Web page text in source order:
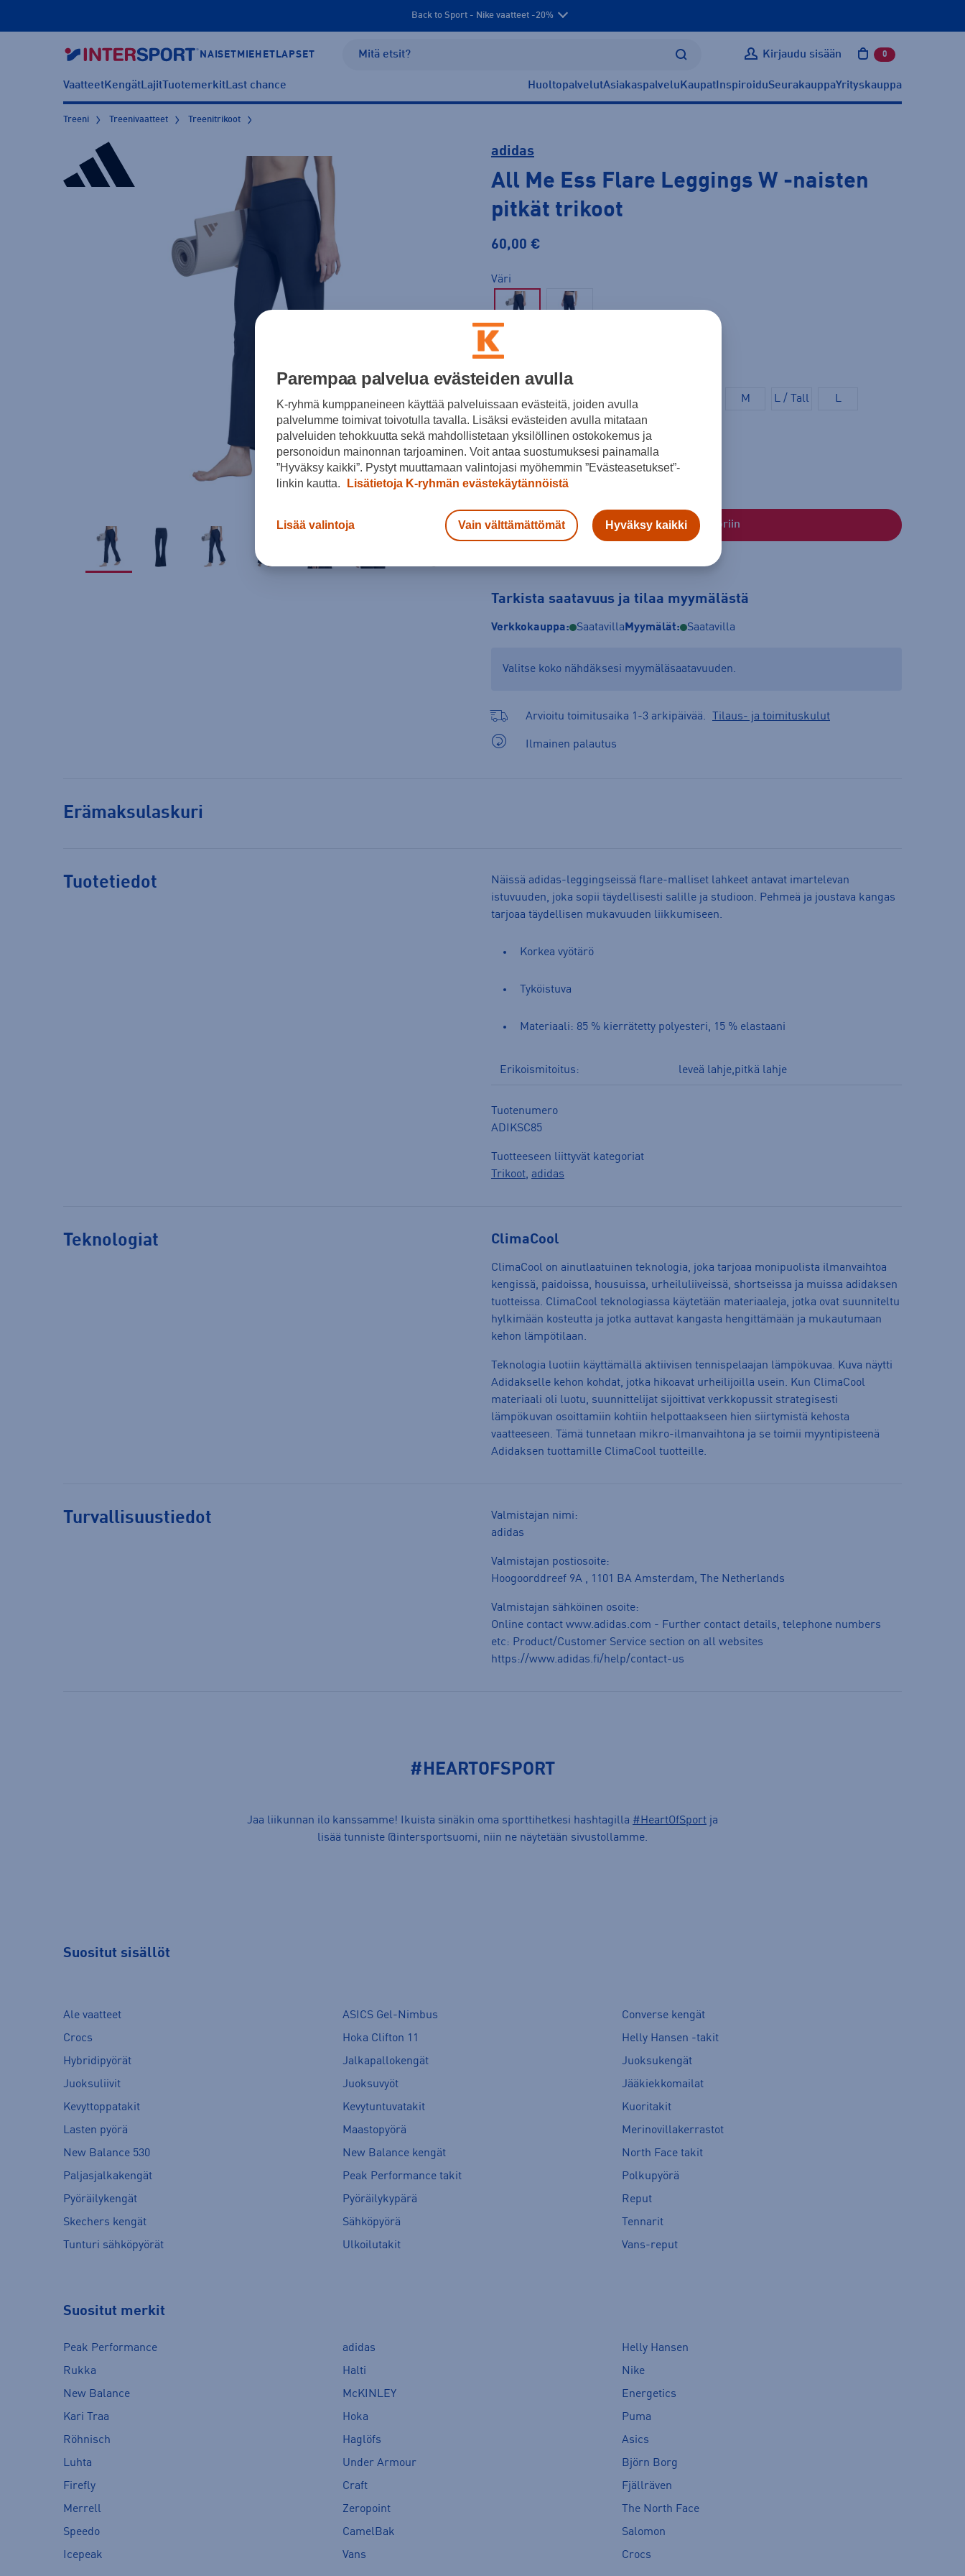
Back to Sport - Nike vaatteet -20%
NAISET MIEHET LAPSET Kirjaudu sisään 0 tuotetta
VaatteetKengätLajitTuotemerkitLast chance HuoltopalvelutAsiakaspalvelu Kaupat InspiroiduSeurakauppaYrityskauppa
Treeni Treenivaatteet Treenitrikoot
adidas
All Me Ess Flare Leggings W -naisten
pitkät trikoot
60,00 €
Väri
Koko
XXS XS S / Tall M L / Tall L
XL XL / Tall XXL / Tall
Kokotaulukko
Lisää ostoskoriin
Tarkista saatavuus ja tilaa myymälästä
Verkkokauppa: Saatavilla Myymälät: Saatavilla
Valitse koko nähdäksesi myymäläsaatavuuden.
Arvioitu toimitusaika 1-3 arkipäivää. Tilaus- ja toimituskulut
Ilmainen palautus
Erämaksulaskuri
Tuotetiedot
Näissä adidas-leggingseissä flare-malliset lahkeet antavat imartelevan
istuvuuden, joka sopii täydellisesti salille ja studioon. Pehmeä ja joustava kangas
tarjoaa täydellisen mukavuuden liikkumiseen.
Korkea vyötärö
Tyköistuva
Materiaali: 85 % kierrätetty polyesteri, 15 % elastaani
Erikoismitoitus: leveä lahje,pitkä lahje
Tuotenumero
ADIKSC85
Tuotteeseen liittyvät kategoriat
Trikoot, adidas
Teknologiat ClimaCool
ClimaCool on ainutlaatuinen teknologia, joka tarjoaa monipuolista ilmanvaihtoa
kengissä, paidoissa, housuissa, urheiluliiveissä, shortseissa ja muissa adidaksen
tuotteissa. ClimaCool teknologiassa käytetään materiaaleja, jotka ovat suunniteltu
hylkimään kosteutta ja jotka auttavat kangasta hengittämään ja mukautumaan
kehon lämpötilaan.
Teknologia luotiin käyttämällä aktiivisen tennispelaajan lämpökuvaa. Kuva näytti
Adidakselle kehon kohdat, jotka hikoavat urheilijoilla usein. Kun ClimaCool
materiaali oli luotu, suunnittelijat sijoittivat verkkopussit strategisesti
lämpökuvan osoittamiin kohtiin helpottaakseen hien siirtymistä kehosta
vaatteeseen. Tämä tunnetaan mikro-ilmanvaihtona ja se toimii myyntipisteenä
Adidaksen tuottamille ClimaCool tuotteille.
Turvallisuustiedot
Valmistajan nimi:
adidas
Valmistajan postiosoite:
Hoogoorddreef 9A , 1101 BA Amsterdam, The Netherlands
Valmistajan sähköinen osoite:
Online contact www.adidas.com - Further contact details, telephone numbers
etc: Product/Customer Service section on all websites
https://www.adidas.fi/help/contact-us
#HEARTOFSPORT
Jaa liikunnan ilo kanssamme! Ikuista sinäkin oma sporttihetkesi hashtagilla #HeartOfSport ja
lisää tunniste @intersportsuomi, niin ne näytetään sivustollamme.
Suositut sisällöt
Ale vaatteet ASICS Gel-Nimbus
Converse kengät
Crocs
Hoka Clifton 11
Helly Hansen -takit
Hybridipyörät
Jalkapallokengät
Juoksukengät
Juoksuliivit
Juoksuvyöt
Jääkiekkomailat
Kevyttoppatakit
Kevytuntuvatakit
Kuoritakit
Lasten pyörä
Maastopyörä
Merinovillakerrastot
New Balance 530
New Balance kengät
North Face takit
Paljasjalkakengät
Peak Performance takit
Polkupyörä
Pyöräilykengät
Pyöräilykypärä
Reput
Skechers kengät
Sähköpyörä
Tennarit
Tunturi sähköpyörät
Ulkoilutakit Vans-reput
Suositut merkit
Peak Performance adidas
Helly Hansen
Rukka
Halti
Nike
New Balance
McKINLEY
Energetics
Kari Traa
Hoka
Puma
Röhnisch
Haglöfs
Asics
Luhta
Under Armour
Björn Borg
Firefly
Craft
Fjällräven
Merrell
Zeropoint
The North Face
Speedo
CamelBak
Salomon
Icepeak
Vans Crocs
Parempaa palvelua evästeiden avulla
K-ryhmä kumppaneineen käyttää palveluissaan evästeitä, joiden avulla
palvelumme toimivat toivotulla tavalla. Lisäksi evästeiden avulla mitataan
palveluiden tehokkuutta sekä mahdollistetaan yksilöllinen ostokokemus ja
personoidun mainonnan tarjoaminen. Voit antaa suostumuksesi painamalla
”Hyväksy kaikki”. Pystyt muuttamaan valintojasi myöhemmin ”Evästeasetukset”-
linkin kautta.
Lisätietoja K-ryhmän evästekäytännöistä
Lisää valintoja Vain välttämättömät Hyväksy kaikki